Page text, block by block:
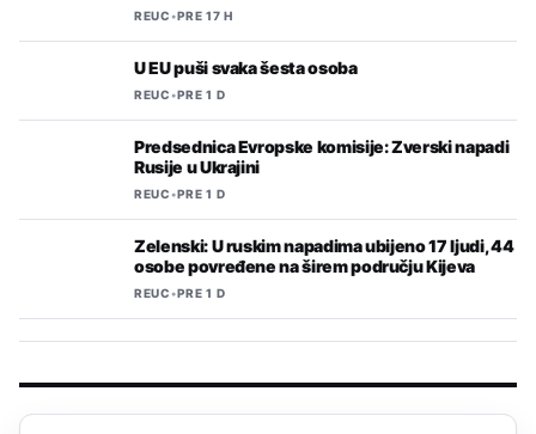
REUC•PRE 17 H
U EU puši svaka šesta osoba
REUC•PRE 1 D
Predsednica Evropske komisije: Zverski napadi
Rusije u Ukrajini
REUC•PRE 1 D
Zelenski: U ruskim napadima ubijeno 17 ljudi, 44
osobe povređene na širem području Kijeva
REUC•PRE 1 D